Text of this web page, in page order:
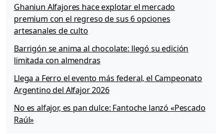
Ghaniun Alfajores hace explotar el mercado
premium con el regreso de sus 6 opciones
artesanales de culto
Barrigón se anima al chocolate: llegó su edición
limitada con almendras
Llega a Ferro el evento más federal, el Campeonato
Argentino del Alfajor 2026
No es alfajor, es pan dulce: Fantoche lanzó «Pescado
Raúl»